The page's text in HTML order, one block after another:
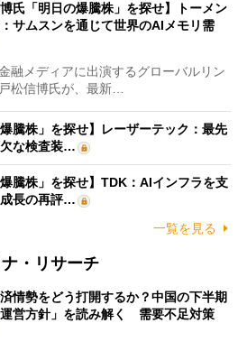
博氏「明日の爆騰株」を探せ】トーメン
サムスンを通じて世界のAIメモリ需
融メディアに出演するグローバルリン
松信博氏が、最新…
騰株」を探せ】レーザーテック：最先
な検査装…
爆騰株」を探せ】TDK：AIインフラを支
長の再評…
一覧を見る
・リサーチ
情勢をどう打開するか？中国の下半期
営方針」を読み解く 需要不足対策